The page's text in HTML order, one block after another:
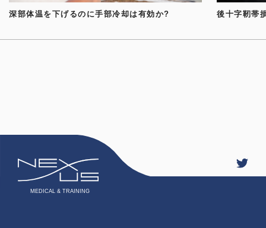
深部体温を下げるのに手部冷却は有効か? 後十字靭帯